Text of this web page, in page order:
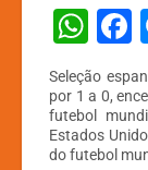
W
h
at
s
Seleção
por 1 a 0,
futebol
Estados
do futebol